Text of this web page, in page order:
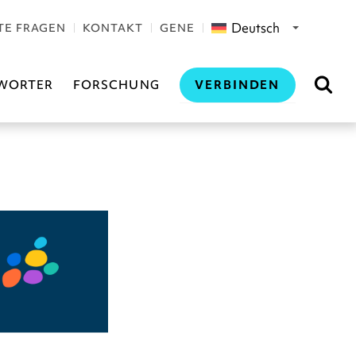
FRAGEN KONTAKT GENE Deutsch
FORSCHUNG VERBINDEN